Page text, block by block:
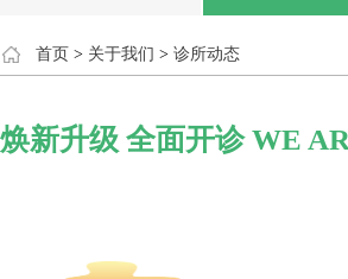
首页 > 关于我们 > 诊所动态
焕新升级 全面开诊 WE